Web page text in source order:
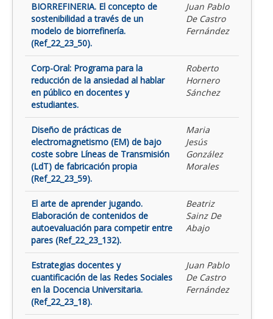
BIORREFINERIA. El concepto de
sostenibilidad a través de un
modelo de biorrefinería.
(Ref_22_23_50).
Juan Pablo
De Castro
Fernández
Corp-Oral: Programa para la
reducción de la ansiedad al hablar
en público en docentes y
estudiantes.
Roberto
Hornero
Sánchez
Diseño de prácticas de
electromagnetismo (EM) de bajo
coste sobre Líneas de Transmisión
(LdT) de fabricación propia
(Ref_22_23_59).
Maria
Jesús
González
Morales
El arte de aprender jugando.
Elaboración de contenidos de
autoevaluación para competir entre
pares (Ref_22_23_132).
Beatriz
Sainz De
Abajo
Estrategias docentes y
cuantificación de las Redes Sociales
en la Docencia Universitaria.
(Ref_22_23_18).
Juan Pablo
De Castro
Fernández